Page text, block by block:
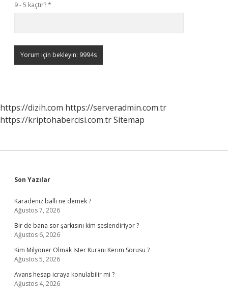
9 - 5 kaçtır?*
https://dizih.com https://serveradmin.com.tr
https://kriptohabercisi.com.trSitemap
Sidebar
Son Yazılar
Karadeniz balli ne demek ?
Ağustos 7, 2026
Bir de bana sor şarkısını kim seslendiriyor ?
Ağustos 6, 2026
Kim Milyoner Olmak İster Kuranı Kerim Sorusu ?
Ağustos 5, 2026
Avans hesap icraya konulabilir mi ?
Ağustos 4, 2026